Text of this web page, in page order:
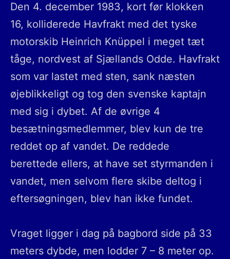
Den 4. december 1983, kort før klokken
16, kolliderede Havfrakt med det tyske
motorskib Heinrich Knüppel i meget tæt
tåge, nordvest af Sjællands Odde. Havfrakt
som var lastet med sten, sank næsten
øjeblikkeligt og tog den svenske kaptajn
med sig i dybet. Af de øvrige 4
besætningsmedlemmer, blev kun de tre
reddet op af vandet. De reddede
berettede ellers, at have set styrmanden i
vandet, men selvom flere skibe deltog i
eftersøgningen, blev han ikke fundet.
Vraget ligger i dag på bagbord side på 33
meters dybde, men lodder 7 – 8 meter op.